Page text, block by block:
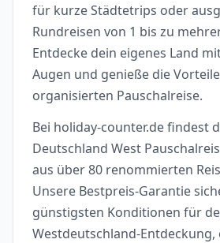
für kurze Städtetrips oder
Rundreisen von 1 bis zu
Entdecke dein eigenes Land
Augen und genieße die
organisierten Pauschalreise.
Bei holiday-counter.de findest
Deutschland West
aus über 80 renommierten
Unsere Bestpreis-Garantie
günstigsten Konditionen für
Westdeutschland-Entdeckung,